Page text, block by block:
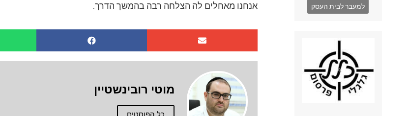
למעבר לבית העסק
אנחנו מאחלים לה הצלחה רבה בהמשך הדרך.
מוטי רובינשטיין